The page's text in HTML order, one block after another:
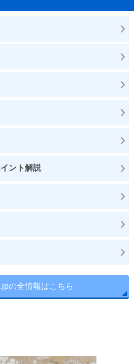
ント解説
の全情報はこちら